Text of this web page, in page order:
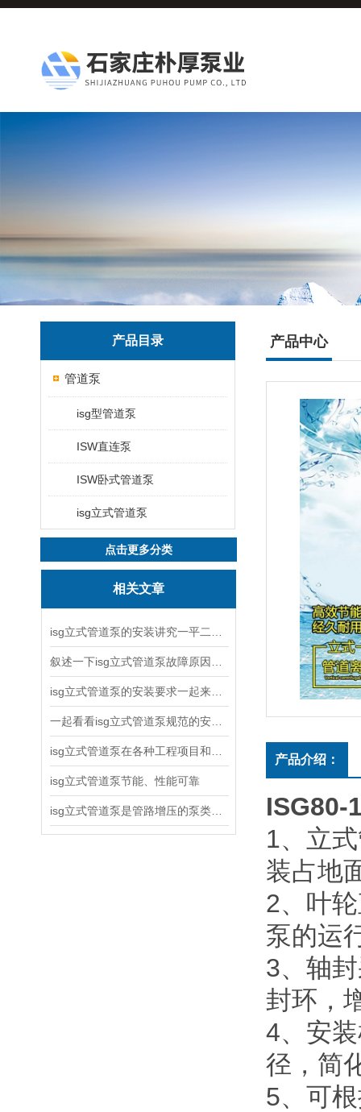
产品目录
管道泵
isg型管道泵
ISW直连泵
ISW卧式管道泵
isg立式管道泵
点击更多分类
相关文章
isg立式管道泵节能、性能可靠
产品中心
产品介绍：
ISG80-
1、立
装占地
2、叶
泵的运
3、轴
封环，
4、安
径，简
5、可